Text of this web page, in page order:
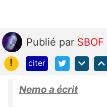
Publié par SBOF
!
citer
Nemo a écrit